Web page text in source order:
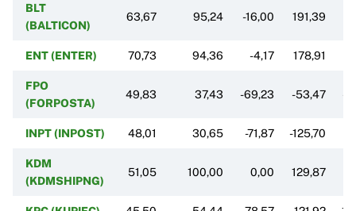
BLT
(BALTICON)
63,67 95,24 -16,00 191,39
ENT (ENTER) 70,73 94,36 -4,17 178,91
FPO
(FORPOSTA)
49,83 37,43 -69,23 -53,47 -
INPT (INPOST) 48,01 30,65 -71,87 -125,70
KDM
(KDMSHIPNG)
51,05 100,00 0,00 129,87